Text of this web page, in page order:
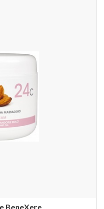
BeneXere...